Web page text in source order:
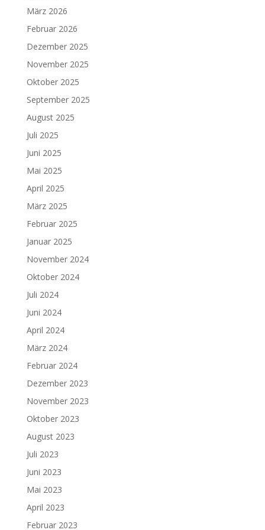
März 2026
Februar 2026
Dezember 2025
November 2025
Oktober 2025
September 2025
August 2025
Juli 2025
Juni 2025
Mai 2025
April 2025
März 2025
Februar 2025
Januar 2025
November 2024
Oktober 2024
Juli 2024
Juni 2024
April 2024
März 2024
Februar 2024
Dezember 2023
November 2023
Oktober 2023
August 2023
Juli 2023
Juni 2023
Mai 2023
April 2023
Februar 2023